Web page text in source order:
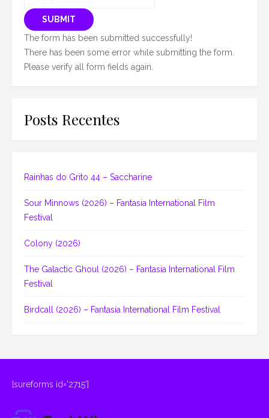
SUBMIT
The form has been submitted successfully!
There has been some error while submitting the form.
Please verify all form fields again.
Posts Recentes
Rainhas do Grito 44 – Saccharine
Sour Minnows (2026) – Fantasia International Film
Festival
Colony (2026)
The Galactic Ghoul (2026) – Fantasia International Film
Festival
Birdcall (2026) – Fantasia International Film Festival
[sureforms id='2715']